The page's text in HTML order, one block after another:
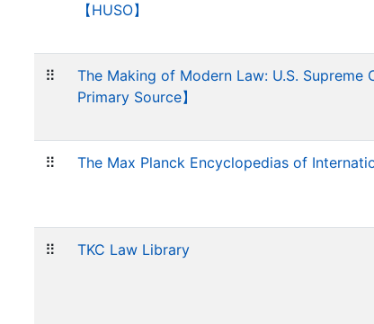
【HUSO】
⠿
The Making of Modern Law: U.S. Supreme
Primary Source】
⠿ The Max Planck Encyclopedias of
⠿ TKC Law Library